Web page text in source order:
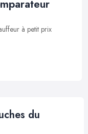
à petit prix
du